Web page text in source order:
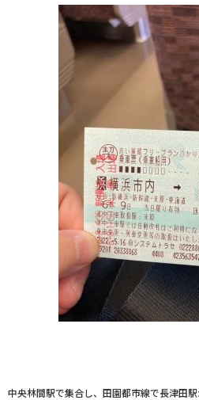
中央林間駅で集合し、田園都市線で長津田